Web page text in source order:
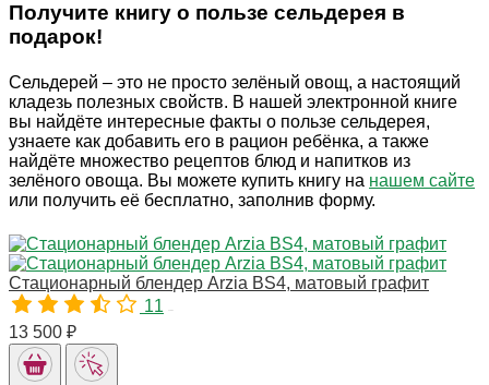
Получите книгу о пользе сельдерея в
подарок!
Сельдерей – это не просто зелёный овощ, а настоящий
кладезь полезных свойств. В нашей электронной книге
вы найдёте интересные факты о пользе сельдерея,
узнаете как добавить его в рацион ребёнка, а также
найдёте множество рецептов блюд и напитков из
зелёного овоща. Вы можете купить книгу на нашем сайте
или получить её бесплатно, заполнив форму.
Стационарный блендер Arzia BS4, матовый графит
11
13 500 ₽